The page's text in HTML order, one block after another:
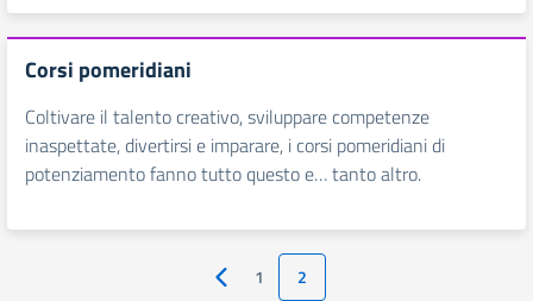
Corsi pomeridiani
Coltivare il talento creativo, sviluppare competenze
inaspettate, divertirsi e imparare, i corsi pomeridiani di
potenziamento fanno tutto questo e… tanto altro.
Pagina precedente
1 2